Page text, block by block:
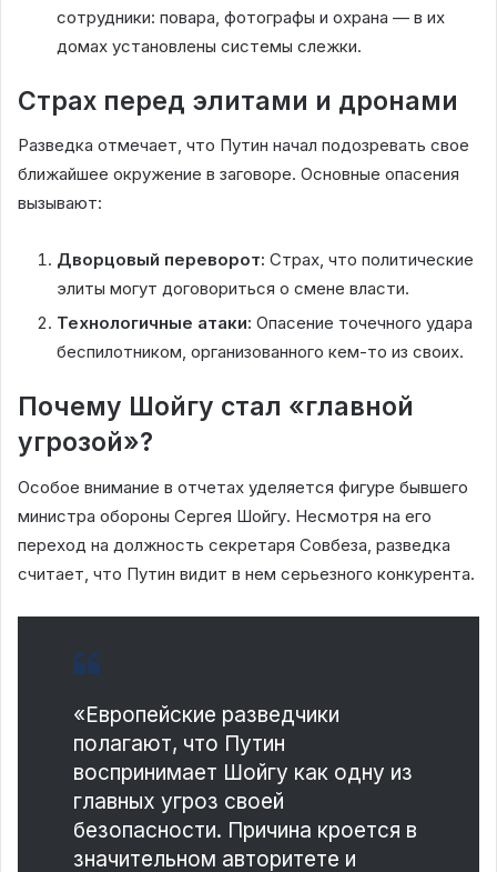
сотрудники: повара, фотографы и охрана — в их
домах установлены системы слежки.
Страх перед элитами и дронами
Разведка отмечает, что Путин начал подозревать свое
ближайшее окружение в заговоре. Основные опасения
вызывают:
Дворцовый переворот: Страх, что политические
элиты могут договориться о смене власти.
Технологичные атаки: Опасение точечного удара
беспилотником, организованного кем-то из своих.
Почему Шойгу стал «главной
угрозой»?
Особое внимание в отчетах уделяется фигуре бывшего
министра обороны Сергея Шойгу. Несмотря на его
переход на должность секретаря Совбеза, разведка
считает, что Путин видит в нем серьезного конкурента.
«Европейские разведчики
полагают, что Путин
воспринимает Шойгу как одну из
главных угроз своей
безопасности. Причина кроется в
значительном авторитете и